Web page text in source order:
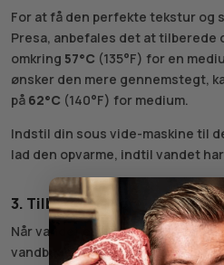
For at få den perfekte tekstur og
Presa, anbefales det at tilberede
omkring 57°C (135°F) for en
ønsker den mere gennemstegt,
på 62°C (140°F) for medium.
Indstil din sous vide-maskine til
lad den opvarme, indtil vandet
3. Tilbered Kødet
Når vandet er klar, skal du placere
vandbadet. Lad kødet tilberede i